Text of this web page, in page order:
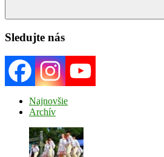
Search
Sledujte nás
Najnovšie
Archív